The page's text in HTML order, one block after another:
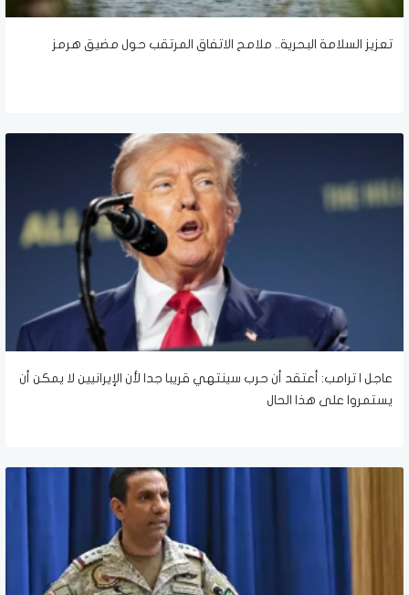
تعزيز السلامة البحرية.. ملامح الاتفاق المرتقب حول مضيق هرمز
عاجل | ترامب: أعتقد أن حرب سينتهي قريبا جدا لأن الإيرانيين لا يمكن أن
يستمروا على هذا الحال